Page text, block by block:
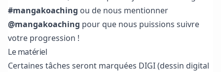
#mangakoaching ou de nous mentionner
@mangakoaching pour que nous puissions suivre
votre progression !
Le matériel
Certaines tâches seront marquées DIGI (dessin digital